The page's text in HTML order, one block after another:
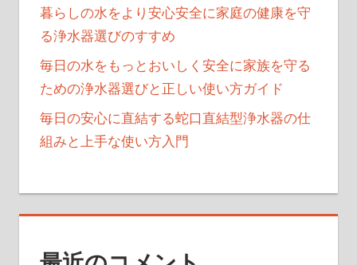
暮らしの水をより安心安全に家庭の健康を守
る浄水器選びのすすめ
毎日の水をもっとおいしく安全に家族を守る
ための浄水器選びと正しい使い方ガイド
毎日の安心に直結する蛇口直結型浄水器の仕
組みと上手な使い方入門